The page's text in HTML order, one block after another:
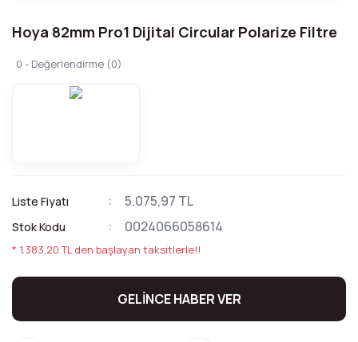
Hoya 82mm Pro1 Dijital Circular Polarize Filtre
0 - Değerlendirme (0)
Liste Fiyatı 5.075,97 TL
Stok Kodu 0024066058614
* 1.383,20 TL den başlayan taksitlerle!!
GELİNCE HABER VER